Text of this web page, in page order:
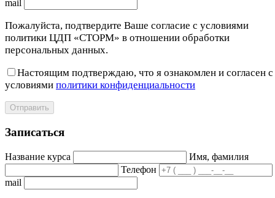
mail
Пожалуйста, подтвердите Ваше согласие с условиями
политики ЦДП «СТОРМ» в отношении обработки
персональных данных.
Настоящим подтверждаю, что я ознакомлен и согласен с
условиями политики конфиденциальности
Отправить
Записаться
Название курса
Имя, фамилия
Телефон
mail